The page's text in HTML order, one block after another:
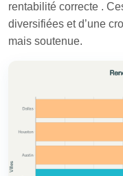
rentabilité correcte .
diversifiées et d’une
mais soutenue.